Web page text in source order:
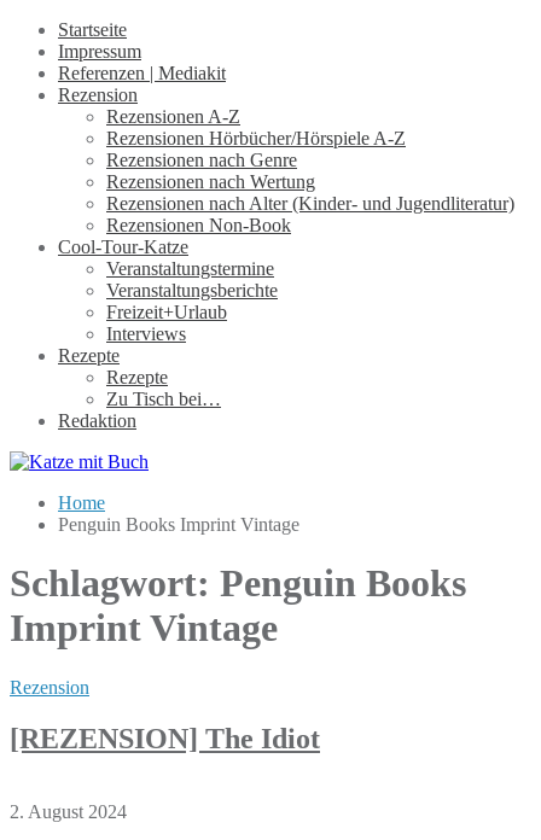
Startseite
Impressum
Referenzen | Mediakit
Rezension
Rezensionen A-Z
Rezensionen Hörbücher/Hörspiele A-Z
Rezensionen nach Genre
Rezensionen nach Wertung
Rezensionen nach Alter (Kinder- und Jugendliteratur)
Rezensionen Non-Book
Cool-Tour-Katze
Veranstaltungstermine
Veranstaltungsberichte
Freizeit+Urlaub
Interviews
Rezepte
Rezepte
Zu Tisch bei…
Redaktion
Home
Penguin Books Imprint Vintage
Schlagwort: Penguin Books
Imprint Vintage
Rezension
[REZENSION] The Idiot
2. August 2024